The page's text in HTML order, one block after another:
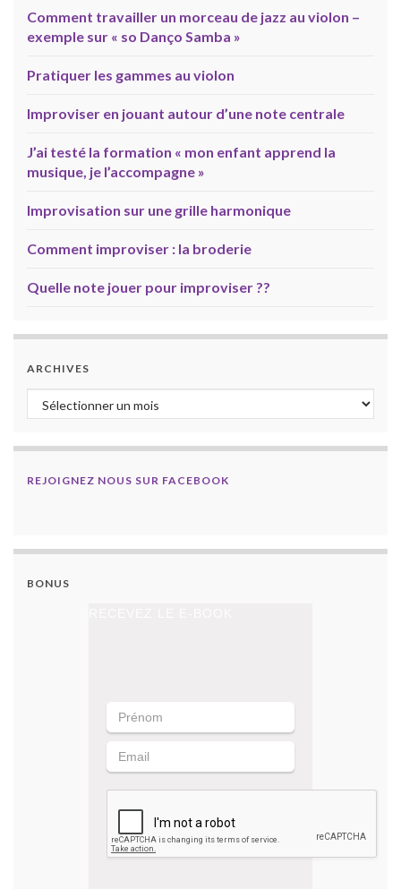
Comment travailler un morceau de jazz au violon –
exemple sur « so Danço Samba »
Pratiquer les gammes au violon
Improviser en jouant autour d’une note centrale
J’ai testé la formation « mon enfant apprend la
musique, je l’accompagne »
Improvisation sur une grille harmonique
Comment improviser : la broderie
Quelle note jouer pour improviser ??
ARCHIVES
Archives
REJOIGNEZ NOUS SUR FACEBOOK
BONUS